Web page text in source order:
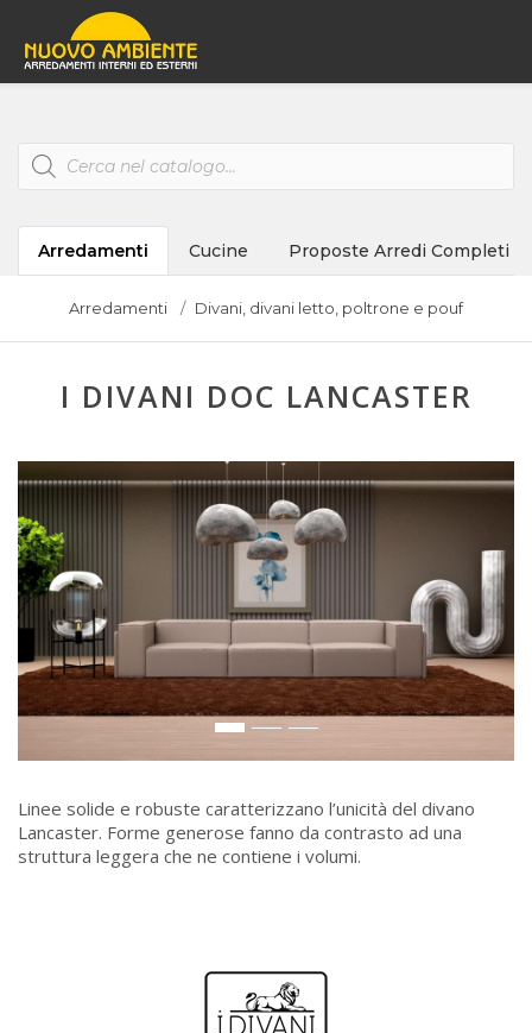
Products
search
Arredamenti Cucine Proposte Arredi Completi
Arredamenti Divani, divani letto, poltrone e pouf
I DIVANI DOC LANCASTER
Linee solide e robuste caratterizzano l’unicità del divano
Lancaster. Forme generose fanno da contrasto ad una
struttura leggera che ne contiene i volumi.